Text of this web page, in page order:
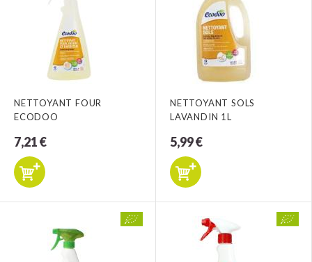
NETTOYANT FOUR
ECODOO
7,21 €
NETTOYANT SOLS
LAVANDIN 1L
5,99 €